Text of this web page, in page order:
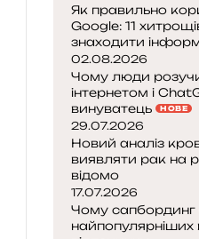
Як правильно
Google: 11
знаходити
02.08.2026
Чому люди
інтернетом і
винуватець
НОВЕ
29.07.2026
Новий аналіз
виявляти рак на
відомо
17.07.2026
Чому сапбординг
найпопулярніших